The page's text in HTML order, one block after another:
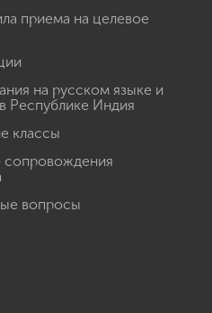
приема на целевое
на русском языке и
Республике Индия
классы
сопровождения
вопросы